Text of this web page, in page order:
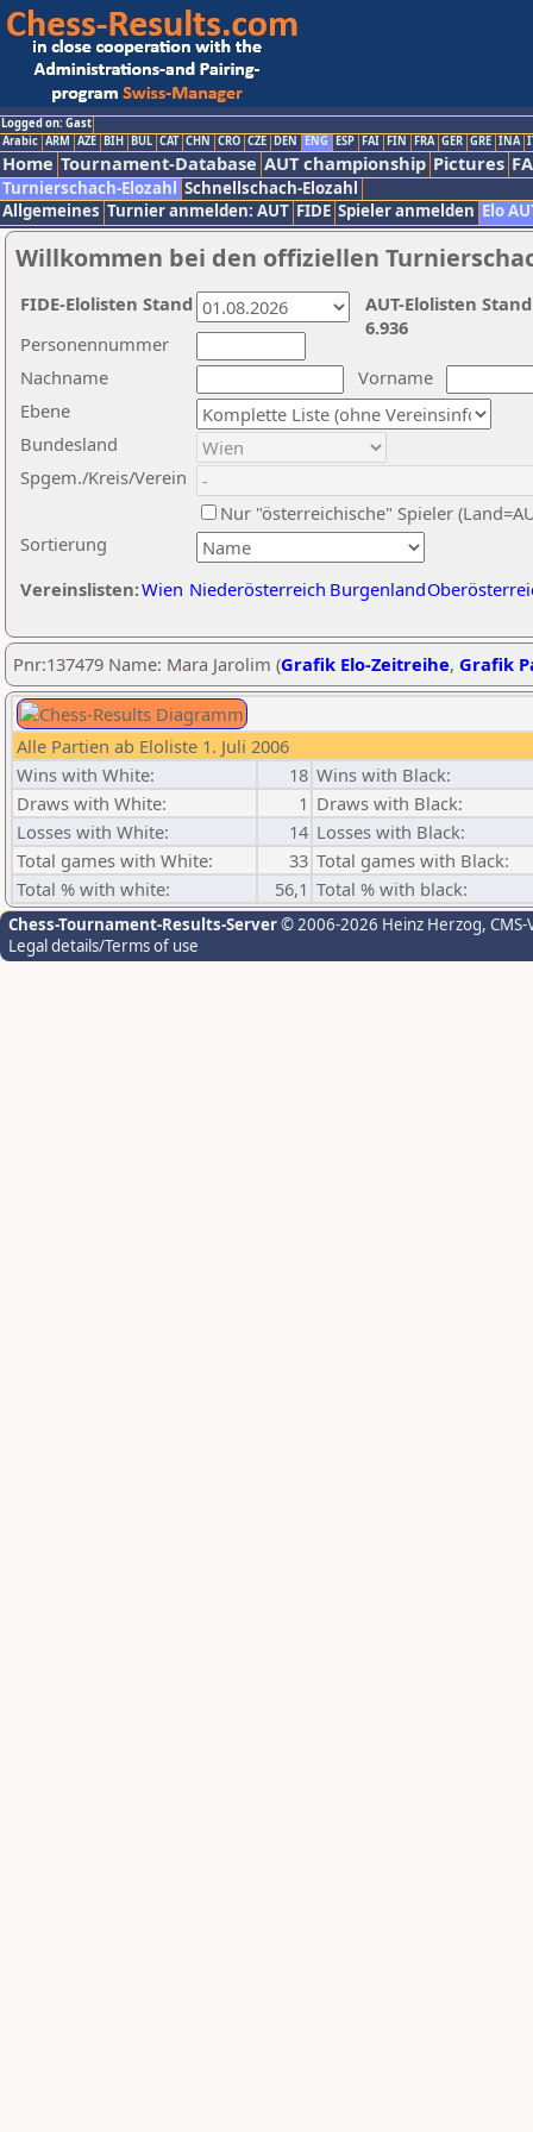
Logged on: Gast
Arabic ARM AZE BIH BUL CAT CHN CRO CZE DEN ENG ESP FAI FIN FRA GER GRE INA
Home Tournament-Database AUT championship Pictures
Turnierschach-Elozahl Schnellschach-Elozahl
Allgemeines Turnier anmelden: AUT FIDE Spieler anmelden Elo
Willkommen bei den offiziellen
Nachname
Vorname
Ebene
Sortierung
Personennummer
Bundesland
Spgem./Kreis/Verein
Nur "österreichische" Spieler
Vereinslisten:Wien Niederösterreich Burgenland
AUT-Elolisten
6.936
FIDE-Elolisten Stand
Pnr:137479 Name: Mara Jarolim (Grafik Elo-Zeitreihe, Grafik
Alle Partien ab Eloliste 1. Juli 2006
Wins with White:
18 Wins with Black:
Draws with White:
1 Draws with Black:
Losses with White:
14 Losses with Black:
Total games with White:
33 Total games with Black:
Total % with white:
56,1 Total % with black:
Chess-Tournament-Results-Server© 2006-2026 Heinz Herzog,
Legal details/Terms of use